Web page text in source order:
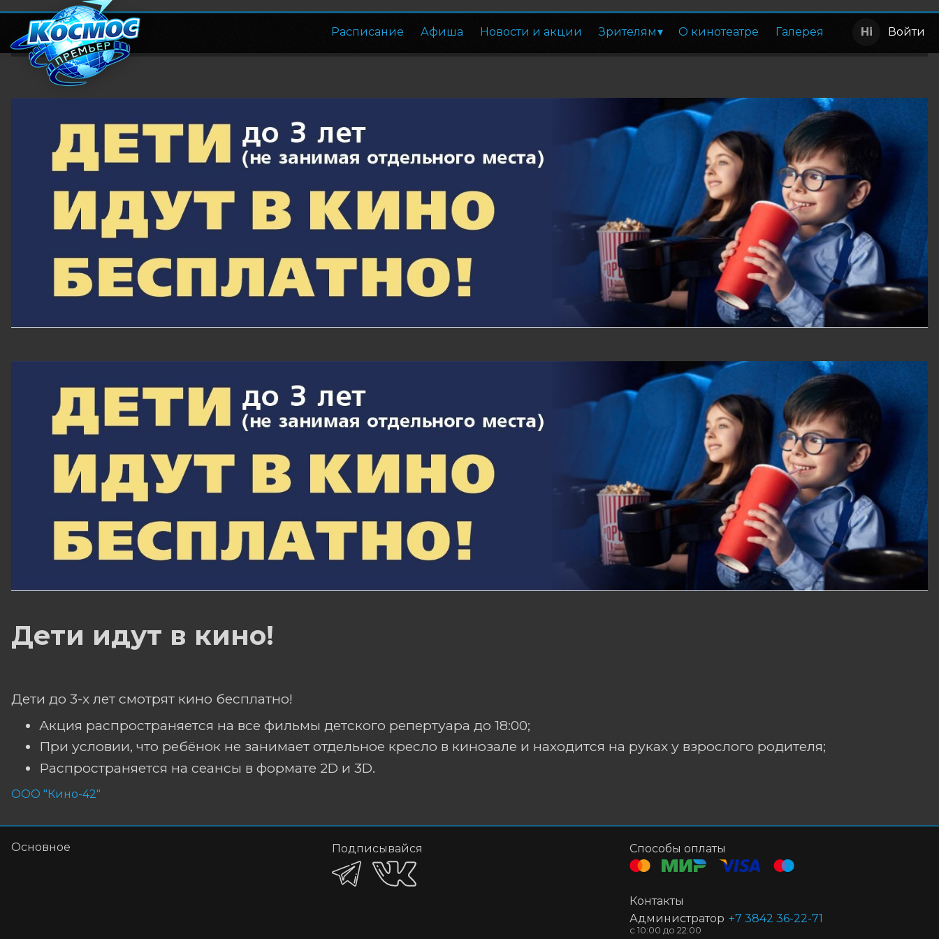
Расписание Афиша Новости и акции Зрителям О кинотеатре Галерея Войти
Дети идут в кино!
Дети до 3-х лет смотрят кино бесплатно!
Акция распространяется на все фильмы детского репертуара до 18:00;
При условии, что ребёнок не занимает отдельное кресло в кинозале и находится на руках у взрослого родителя;
Распространяется на сеансы в формате 2D и 3D.
ООО "Кино-42"
Основное Подписывайся Способы оплаты
Контакты
Администратор +7 3842 36-22-71